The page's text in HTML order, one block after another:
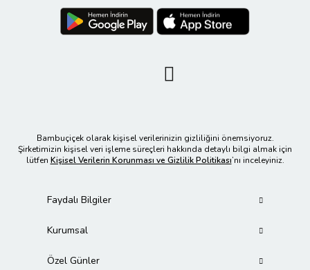
Bambuçiçek olarak kişisel verilerinizin gizliliğini önemsiyoruz.
Şirketimizin kişisel veri işleme süreçleri hakkında detaylı bilgi almak için
lütfen Kişisel Verilerin Korunması ve Gizlilik Politikası’nı inceleyiniz.
Faydalı Bilgiler
Kurumsal
Özel Günler